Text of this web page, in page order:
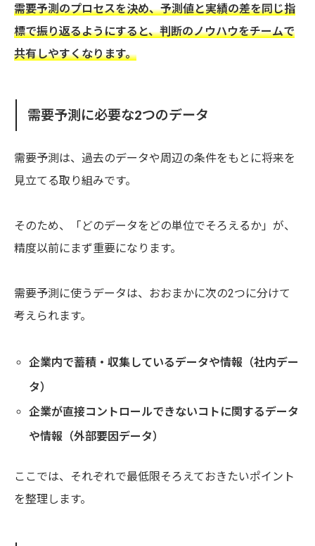
需要予測のプロセスを決め、予測値と実績の差を同じ指
標で振り返るようにすると、判断のノウハウをチームで
共有しやすくなります。
需要予測に必要な2つのデータ
需要予測は、過去のデータや周辺の条件をもとに将来を
見立てる取り組みです。
そのため、「どのデータをどの単位でそろえるか」が、
精度以前にまず重要になります。
需要予測に使うデータは、おおまかに次の2つに分けて
考えられます。
企業内で蓄積・収集しているデータや情報（社内デー
タ）
企業が直接コントロールできないコトに関するデータ
や情報（外部要因データ）
ここでは、それぞれで最低限そろえておきたいポイント
を整理します。